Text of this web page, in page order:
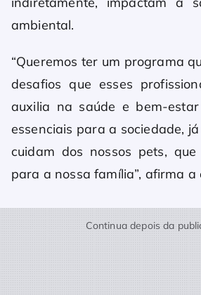
ambiental.
“Queremos ter um programa
desafios que esses
auxilia na saúde e bem-
essenciais para a sociedade,
cuidam dos nossos pets,
para a nossa família”, afirma a
Continua depois da